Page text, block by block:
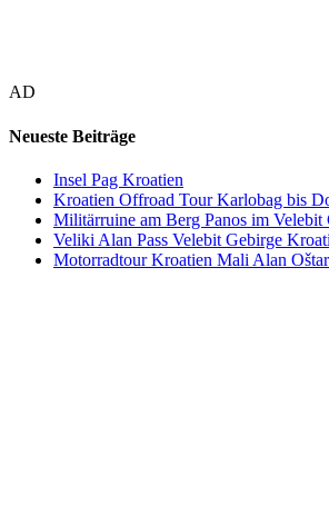
AD
Neueste Beiträge
Insel Pag Kroatien
Kroatien Offroad Tour Karlobag bis
Militärruine am Berg Panos im Velebit
Veliki Alan Pass Velebit Gebirge
Motorradtour Kroatien Mali Alan